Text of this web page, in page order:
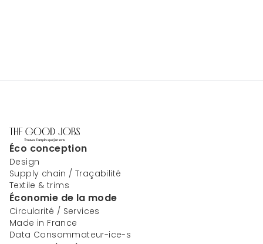
Éco conception
Design
Supply chain / Traçabilité
Textile & trims
Économie de la mode
Circularité / Services
Made in France
Data Consommateur-ice-s